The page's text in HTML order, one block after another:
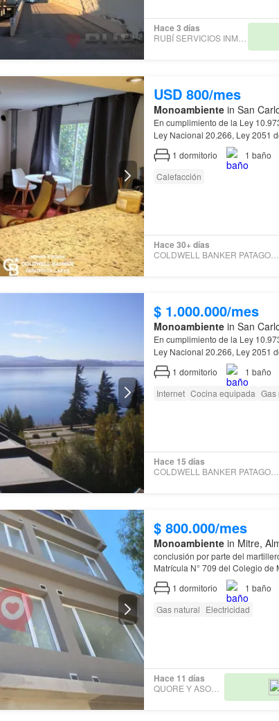
Hace 3 días
USD 800/mes
Monoambientein San
En cumplimiento de la Ley
Ley Nacional 20.266, Ley 2051
deRío , Ley 2538
1 dormitorio 1 baño
Calefacción
Hace 30+ días
COLDWELL BANKER PATAGONIA LAKES BARILOCHE
$ 1.000.000/mes
Monoambientein San
En cumplimiento de la Ley
Ley Nacional 20.266, Ley 2051
deRío , Ley 2538
1 dormitorio 1 baño
Internet Cocina equipada Gas
Hace 15 días
COLDWELL BANKER PATAGONIA LAKES BARILOCHE
$ 800.000/mes
Monoambientein Mitre,
conclusión por parte del
Matrícula N° 709 del Colegio
medidas exactas, así como los
1 dormitorio 1 baño
Gas natural Electricidad
Hace 11 días
QUORE Y ASOCIADOS